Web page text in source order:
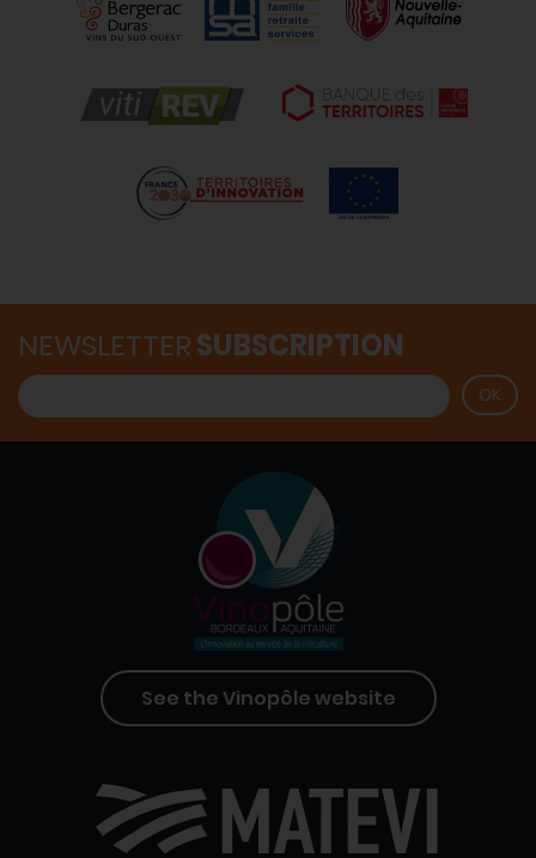
NEWSLETTERSUBSCRIPTION
See the Vinopôle website